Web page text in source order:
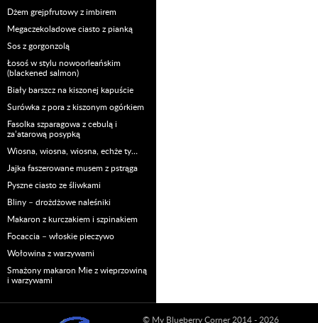
Dżem grejpfrutowy z imbirem
Megaczekoladowe ciasto z pianką
Sos z gorgonzolą
Łosoś w stylu nowoorleańskim
(blackened salmon)
Biały barszcz na kiszonej kapuście
Surówka z pora z kiszonym ogórkiem
Fasolka szparagowa z cebulą i
za’atarową posypką
Wiosna, wiosna, wiosna, echże ty…
Jajka faszerowane musem z pstrąga
Pyszne ciasto ze śliwkami
Bliny – drożdżowe naleśniki
Makaron z kurczakiem i szpinakiem
Focaccia – włoskie pieczywo
Wołowina z warzywami
Smażony makaron Mie z wieprzowiną
i warzywami
© My Blueberry Corner 2014 - 2026